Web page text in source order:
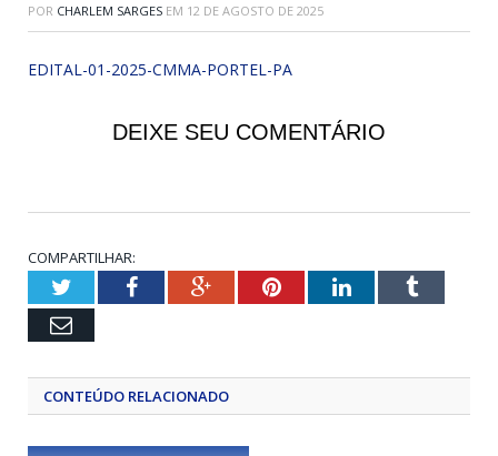
POR CHARLEM SARGES EM 12 DE AGOSTO DE 2025
EDITAL-01-2025-CMMA-PORTEL-PA
DEIXE SEU COMENTÁRIO
COMPARTILHAR:
TwitterFacebookGoogle+PinterestLinkedInTumblr
Email
CONTEÚDO RELACIONADO